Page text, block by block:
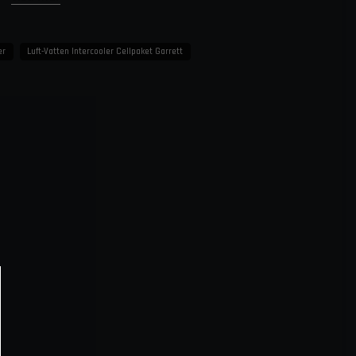
belastning.
i gummi
Luft-Vatten Intercooler Cellpaket Garrett